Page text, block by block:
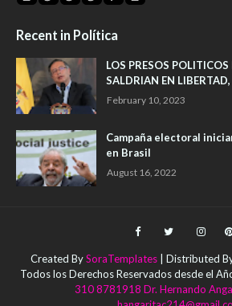
Recent in Política
LOS PRESOS
SALDRIAN EN
February 10, 2023
Campaña electoral
en Brasil
August 16, 2022
Created BySoraTemplates | Distributed
Todos los Derechos Reservados desde el
310 8781918 Dr. Hernando